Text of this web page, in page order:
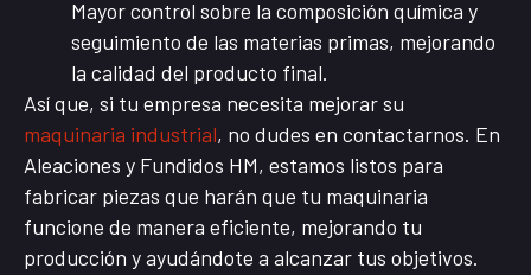
Mayor control sobre la composición química y
seguimiento de las materias primas, mejorando
la calidad del producto final.
Así que, si tu empresa necesita mejorar su
maquinaria industrial, no dudes en contactarnos. En
Aleaciones y Fundidos HM, estamos listos para
fabricar piezas que harán que tu maquinaria
funcione de manera eficiente, mejorando tu
producción y ayudándote a alcanzar tus objetivos.